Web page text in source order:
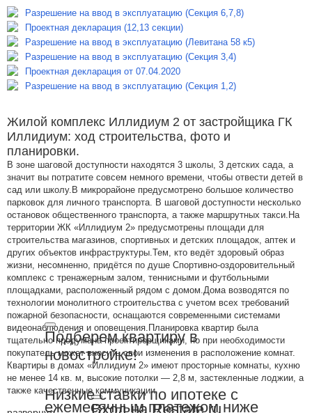
Вход на Restate.ru
Разрешение на ввод в эксплуатацию (Секция 6,7,8)
Проектная декларация (12,13 секции)
Разрешение на ввод в эксплуатацию (Левитана 58 к5)
Разрешение на ввод в эксплуатацию (Секция 3,4)
Проектная декларация от 07.04.2020
Разрешение на ввод в эксплуатацию (Секция 1,2)
Жилой комплекс Иллидиум 2 от застройщика ГК
Иллидиум: ход строительства, фото и
планировки.
В зоне шаговой доступности находятся 3 школы, 3 детских сада, а
значит вы потратите совсем немного времени, чтобы отвести детей в
сад или школу.В микрорайоне предусмотрено большое количество
парковок для личного транспорта. В шаговой доступности несколько
остановок общественного транспорта, а также маршрутных такси.На
территории ЖК «Иллидиум 2» предусмотрены площади для
строительства магазинов, спортивных и детских площадок, аптек и
других объектов инфраструктуры.Тем, кто ведёт здоровый образ
жизни, несомненно, придётся по душе Спортивно-оздоровительный
комплекс с тренажерным залом, теннисными и футбольными
площадками, расположенный рядом с домом.Дома возводятся по
технологии монолитного строительства с учетом всех требований
пожарной безопасности, оснащаются современными системами
видеонаблюдения и оповещения.Планировка квартир была
тщательно продумана проектировщиками, но при необходимости
покупатель может вносить свои изменения в расположение комнат.
Квартиры в домах «Иллидиум 2» имеют просторные комнаты, кухню
не менее 14 кв. м, высокие потолки — 2,8 м, застекленные лоджии, а
также качественные коммуникации.
Подберем квартиру в
новостройке!
Низкие ставки по ипотеке с
ежемесячным платежом ниже